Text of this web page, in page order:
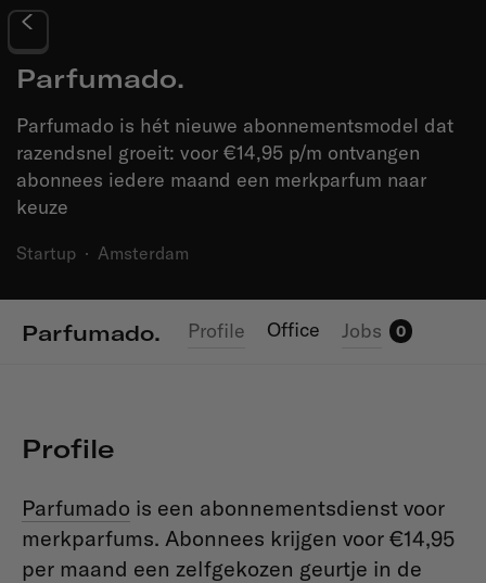
Parfumado.
Parfumado is hét nieuwe abonnementsmodel dat
razendsnel groeit: voor €14,95 p/m ontvangen
abonnees iedere maand een merkparfum naar
keuze
Startup · Amsterdam
Parfumado. Profile Office Jobs 0
Profile
Parfumado is een abonnementsdienst voor
merkparfums. Abonnees krijgen voor €14,95
per maand een zelfgekozen geurtje in de